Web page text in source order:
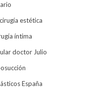
cirugía estética
íntima
doctor Julio
España